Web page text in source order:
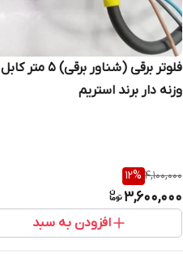
فلوتر برقی (شناور برقی) 5 متر کابل
وزنه دار برند استریم
4,100,000
12%
3,600,000
افزودن به سبد